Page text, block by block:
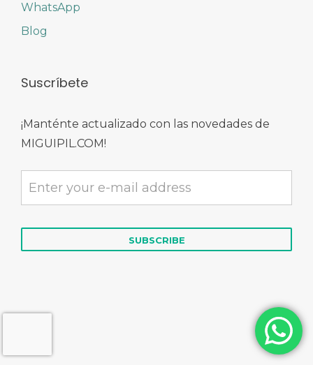
WhatsApp
Blog
Suscríbete
¡Manténte actualizado con las novedades de
MIGUIPIL.COM!